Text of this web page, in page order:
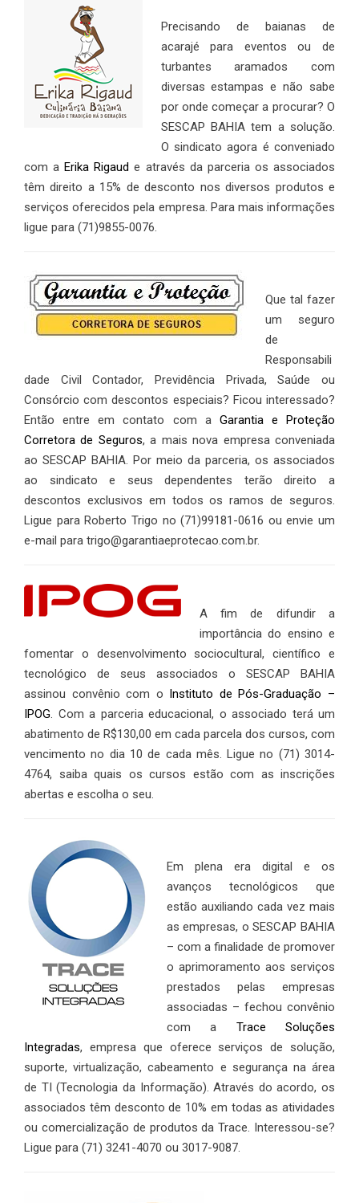
Precisando de baianas de
acarajé para eventos ou de
turbantes aramados com
diversas estampas e não sabe
por onde começar a procurar? O
SESCAP BAHIA tem a solução.
O sindicato agora é conveniado
com aErika Rigaud e através da parceria os associados
têm direito a 15% de desconto nos diversos produtos e
serviços oferecidos pela empresa. Para mais informações
ligue para (71)9855-0076.
Que tal fazer
um seguro
de
Responsabili
dade Civil Contador, Previdência Privada, Saúde ou
Consórcio com descontos especiais? Ficou interessado?
Então entre em contato com a Garantia e Proteção
Corretora de Seguros, a mais nova empresa conveniada
ao SESCAP BAHIA. Por meio da parceria, os associados
ao sindicato e seus dependentes terão direito a
descontos exclusivos em todos os ramos de seguros.
Ligue para Roberto Trigo no (71)99181-0616 ou envie um
e-mail para trigo@garantiaeprotecao.com.br.
A fim de difundir a
importância do ensino e
fomentar o desenvolvimento sociocultural, científico e
tecnológico de seus associados o SESCAP BAHIA
assinou convênio com o Instituto de Pós-Graduação –
IPOG . Com a parceria educacional, o associado terá um
abatimento de R$130,00 em cada parcela dos cursos, com
vencimento no dia 10 de cada mês. Ligue no (71) 3014-
4764, saiba quais os cursos estão com as inscrições
abertas e escolha o seu.
Em plena era digital e os
avanços tecnológicos que
estão auxiliando cada vez mais
as empresas, o SESCAP BAHIA
– com a finalidade de promover
o aprimoramento aos serviços
prestados pelas empresas
associadas – fechou convênio
com a Trace Soluções
Integradas, empresa que oferece serviços de solução,
suporte, virtualização, cabeamento e segurança na área
de TI (Tecnologia da Informação). Através do acordo, os
associados têm desconto de 10% em todas as atividades
ou comercialização de produtos da Trace. Interessou-se?
Ligue para (71) 3241-4070 ou 3017-9087.